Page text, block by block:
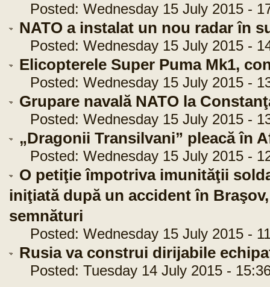
Posted: Wednesday 15 July 2015 -
NATO a instalat un nou radar în
Posted: Wednesday 15 July 2015 -
Elicopterele Super Puma Mk1,
Posted: Wednesday 15 July 2015 -
Grupare navală NATO la
Posted: Wednesday 15 July 2015 -
„Dragonii Transilvani” pleacă în
Posted: Wednesday 15 July 2015 -
O petiţie împotriva imunităţii
iniţiată după un accident în
semnături
Posted: Wednesday 15 July 2015 -
Rusia va construi dirijabile
Posted: Tuesday 14 July 2015 -